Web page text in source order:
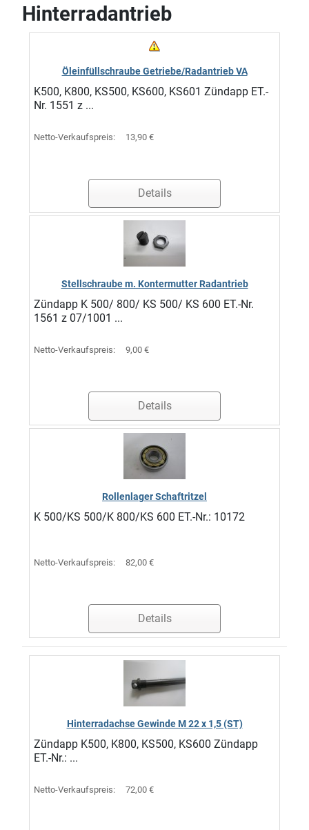
Hinterradantrieb
Öleinfüllschraube Getriebe/Radantrieb VA
K500, K800, KS500, KS600, KS601 Zündapp ET.-
Nr. 1551 z ...
Netto-Verkaufspreis: 13,90 €
Details
Stellschraube m. Kontermutter Radantrieb
Zündapp K 500/ 800/ KS 500/ KS 600 ET.-Nr.
1561 z 07/1001 ...
Netto-Verkaufspreis: 9,00 €
Details
Rollenlager Schaftritzel
K 500/KS 500/K 800/KS 600 ET.-Nr.: 10172
Netto-Verkaufspreis: 82,00 €
Details
Hinterradachse Gewinde M 22 x 1,5 (ST)
Zündapp K500, K800, KS500, KS600 Zündapp
ET.-Nr.: ...
Netto-Verkaufspreis: 72,00 €